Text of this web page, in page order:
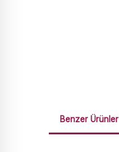
Benzer Ürünler